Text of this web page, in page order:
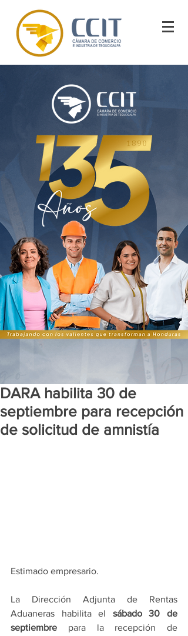
DARA habilita 30 de
septiembre para recepción
de solicitud de amnistía
Estimado empresario.
La Dirección Adjunta de Rentas
Aduaneras habilita el sábado 30 de
septiembre para la recepción de